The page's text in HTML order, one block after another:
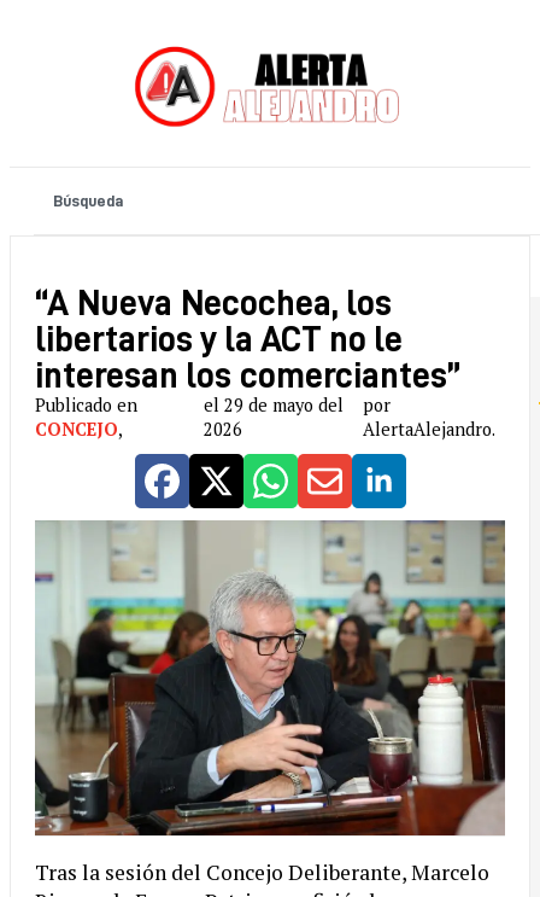
“A Nueva Necochea, los
libertarios y la ACT no le
interesan los comerciantes”
Publicado en
CONCEJO,
el 29 de mayo del
2026
por
AlertaAlejandro.
Tras la sesión del Concejo Deliberante, Marcelo